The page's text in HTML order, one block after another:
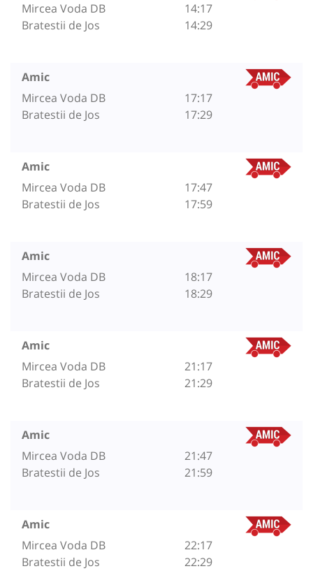
Mircea Voda DB
Bratestii de Jos
14:17
14:29
Amic
Mircea Voda DB
Bratestii de Jos
17:17
17:29
Amic
Mircea Voda DB
Bratestii de Jos
17:47
17:59
Amic
Mircea Voda DB
Bratestii de Jos
18:17
18:29
Amic
Mircea Voda DB
Bratestii de Jos
21:17
21:29
Amic
Mircea Voda DB
Bratestii de Jos
21:47
21:59
Amic
Mircea Voda DB
Bratestii de Jos
22:17
22:29